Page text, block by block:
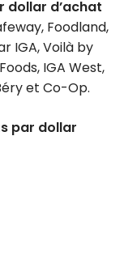
dollar d’achat
Foodland,
IGA, Voilà by
IGA West,
et Co-Op.
par dollar